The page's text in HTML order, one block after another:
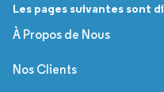
Les pages suivantes sont
À Propos de Nous
Nos Clients